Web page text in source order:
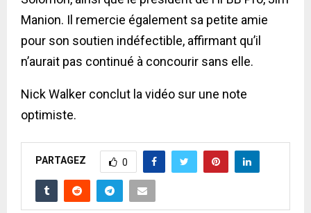
Manion. Il remercie également sa petite amie
pour son soutien indéfectible, affirmant qu’il
n’aurait pas continué à concourir sans elle.
Nick Walker conclut la vidéo sur une note
optimiste.
PARTAGEZ 0